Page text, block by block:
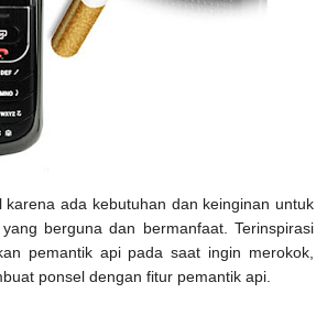
karena ada kebutuhan dan keinginan untuk
berguna dan bermanfaat. Terinspirasi
pemantik api pada saat ingin merokok,
ponsel dengan fitur pemantik api.